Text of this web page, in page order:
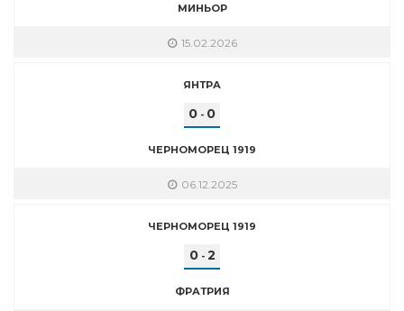
МИНЬОР
15.02.2026
ЯНТРА
0 - 0
ЧЕРНОМОРЕЦ 1919
06.12.2025
ЧЕРНОМОРЕЦ 1919
0- 2
ФРАТРИЯ